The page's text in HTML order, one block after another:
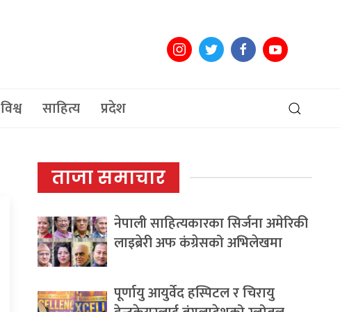
विश्व साहित्य प्रदेश
ताजा समाचार
नेपाली साहित्यकारका सिर्जना अमेरिकी
लाइब्रेरी अफ कंग्रेसको अभिलेखमा
पूर्णायु आयुर्वेद हस्पिटल र चिरायु